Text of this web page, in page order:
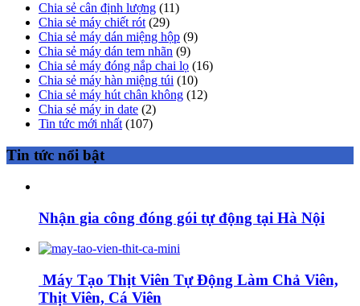
Chia sẻ cân định lượng (11)
Chia sẻ máy chiết rót (29)
Chia sẻ máy dán miệng hộp (9)
Chia sẻ máy dán tem nhãn (9)
Chia sẻ máy đóng nắp chai lọ (16)
Chia sẻ máy hàn miệng túi (10)
Chia sẻ máy hút chân không (12)
Chia sẻ máy in date (2)
Tin tức mới nhất (107)
Tin tức nổi bật
Nhận gia công đóng gói tự động tại Hà Nội
Máy Tạo Thịt Viên Tự Động Làm Chả Viên,
Thịt Viên, Cá Viên